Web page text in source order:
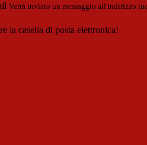
Verrà inviato un messaggio all'indirizzo
la casella di posta elettronica!